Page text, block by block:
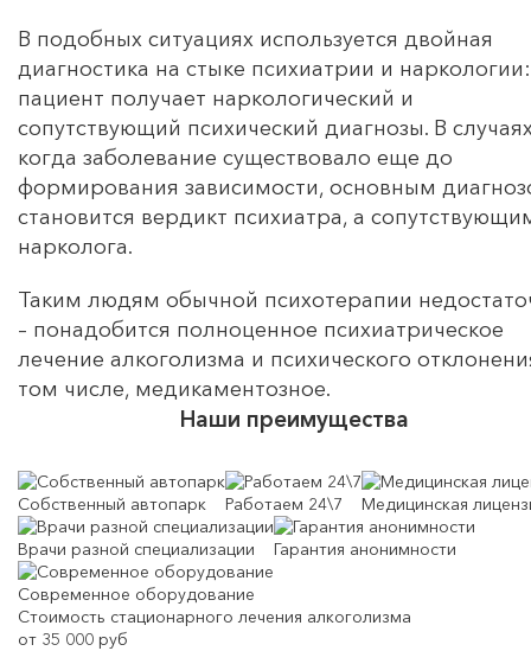
В подобных ситуациях используется двойная
диагностика на стыке психиатрии и наркологии:
пациент получает наркологический и
сопутствующий психический диагнозы. В
когда заболевание существовало еще до
формирования зависимости, основным
становится вердикт психиатра, а
нарколога.
Таким людям обычной психотерапии
– понадобится полноценное психиатрическое
лечение алкоголизма и психического
том числе, медикаментозное.
Наши преимущества
Собственный автопарк Работаем 24\7 Медицинская
Врачи разной специализации Гарантия анонимности
Современное оборудование
Стоимость стационарного лечения алкоголизма
от 35 000 руб